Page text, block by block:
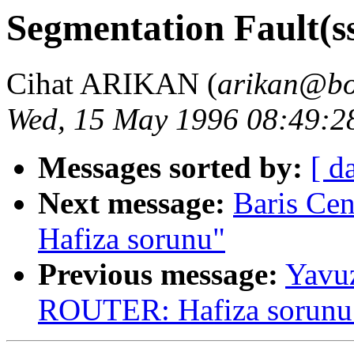
Segmentation
Cihat ARIKAN (
Wed, 15 May 1996
Messages sorted by: [
Next message: Baris
Hafiza sorunu"
Previous message:
ROUTER: Hafiza